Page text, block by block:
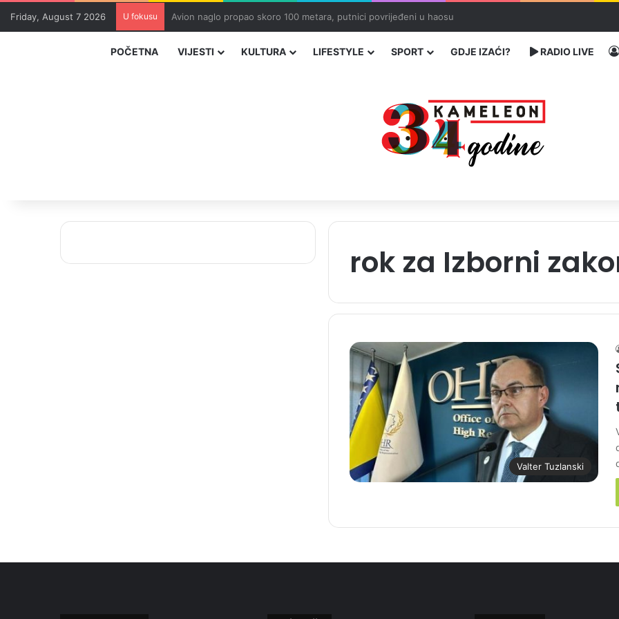
Friday, August 7 2026 U fokusu Zvizdić, Magazinović i Kojović traže poseban status za Memorijalni centar Srebrenica
POČETNA VIJESTI KULTURA LIFESTYLE SPORT GDJE IZAĆI? RADIO LIVE
rok za Izborni
Valter Tuzlanski